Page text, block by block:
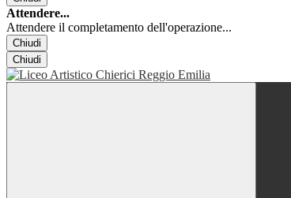
Attendere...
Attendere il completamento dell'operazione...
Chiudi
Chiudi